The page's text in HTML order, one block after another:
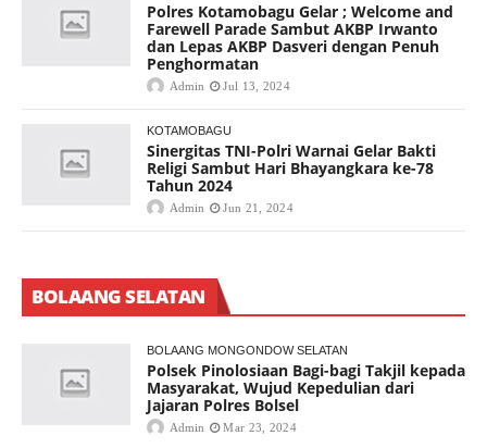
Polres Kotamobagu Gelar ; Welcome and
Farewell Parade Sambut AKBP Irwanto
dan Lepas AKBP Dasveri dengan Penuh
Penghormatan
Admin Jul 13, 2024
KOTAMOBAGU
Sinergitas TNI-Polri Warnai Gelar Bakti
Religi Sambut Hari Bhayangkara ke-78
Tahun 2024
Admin Jun 21, 2024
BOLAANG SELATAN
BOLAANG MONGONDOW SELATAN
Polsek Pinolosiaan Bagi-bagi Takjil kepada
Masyarakat, Wujud Kepedulian dari
Jajaran Polres Bolsel
Admin Mar 23, 2024